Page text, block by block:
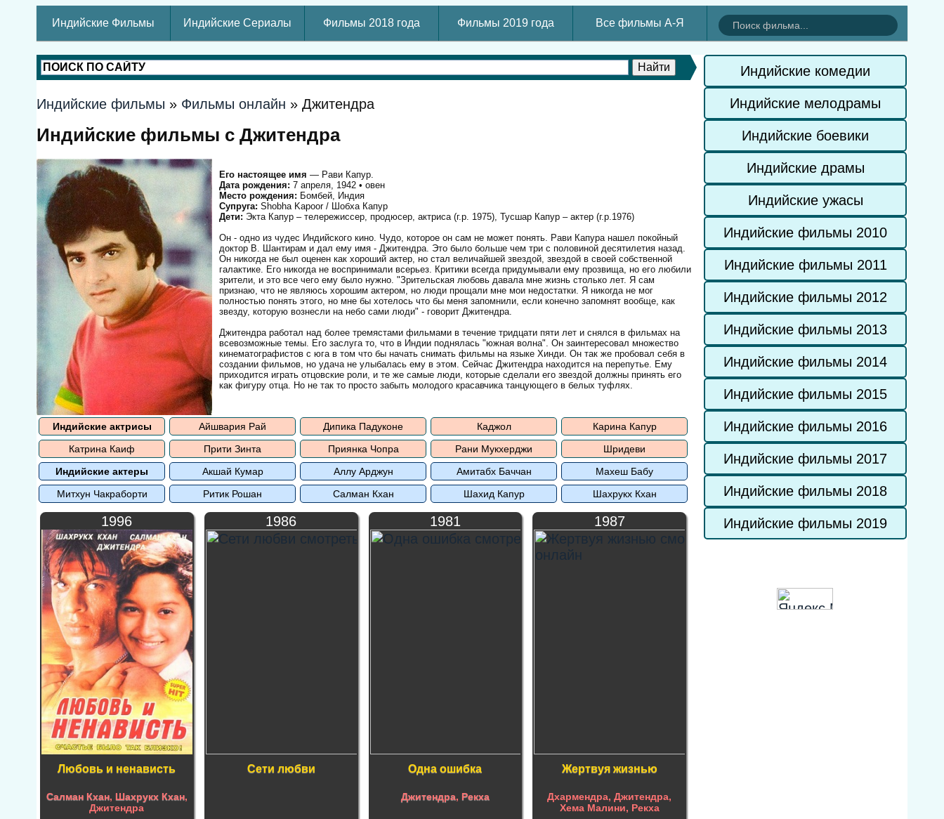
Индийские Фильмы Индийские Сериалы Фильмы 2018 года Фильмы 2019 года Все фильмы А-Я
Индийские фильмы » Фильмы онлайн » Джитендра
Индийские фильмы с Джитендра
Его настоящее имя — Рави Капур.
Дата рождения: 7 апреля, 1942 • овен
Место рождения: Бомбей, Индия
Супруга: Shobha Kapoor / Шобха Капур
Дети: Экта Капур – телережиссер, продюсер, актриса (г.р. 1975), Тусшар Капур – актер (г.р.1976)
Он - одно из чудес Индийского кино. Чудо, которое он сам не может понять. Рави Капура нашел покойный
доктор В. Шантирам и дал ему имя - Джитендра. Это было больше чем три с половиной десятилетия назад.
Он никогда не был оценен как хороший актер, но стал величайшей звездой, звездой в своей собственной
галактике. Его никогда не воспринимали всерьез. Критики всегда придумывали ему прозвища, но его любили
зрители, и это все чего ему было нужно. "Зрительская любовь давала мне жизнь столько лет. Я сам
признаю, что не являюсь хорошим актером, но люди прощали мне мои недостатки. Я никогда не мог
полностью понять этого, но мне бы хотелось что бы меня запомнили, если конечно запомнят вообще, как
звездy, которую вознесли на небо сами люди" - говорит Джитендра.
Джитендра работал над более тремястами фильмами в течение тридцати пяти лет и снялся в фильмах на
всевозможные темы. Его заслуга то, что в Индии поднялась "южная волна". Он заинтересовал множество
кинематографистов с юга в том что бы начать снимать фильмы на языке Хинди. Он так же пробовал себя в
создании фильмов, но удача не улыбалась ему в этом. Сейчас Джитендра находится на перепутье. Ему
приходится играть отцовские роли, и те же самые люди, которые сделали его звездой должны принять его
как фигуру отца. Но не так то просто забыть молодого красавчика танцующего в белых туфлях.
Индийские актрисы Айшвария Рай Дипика Падуконе Каджол
Карина Капур
Катрина Каиф
Прити Зинта Приянка Чопра Рани Мукхерджи
Шридеви
Индийские актеры
Акшай Кумар Аллу Арджун Амитабх Баччан
Махеш Бабу
Митхун Чакраборти
Ритик Рошан Салман Кхан Шахид Капур Шахрукх Кхан
1996
Любовь и ненависть
Салман Кхан, Шахрукх Кхан,
Джитендра
1986
Сети любви
1981
Одна ошибка
Джитендра, Рекха
1987
Жертвуя жизнью
Дхармендра, Джитендра,
Хема Малини, Рекха
Индийские комедии
Индийские мелодрамы
Индийские боевики
Индийские драмы
Индийские ужасы
Индийские фильмы 2010
Индийские фильмы 2011
Индийские фильмы 2012
Индийские фильмы 2013
Индийские фильмы 2014
Индийские фильмы 2015
Индийские фильмы 2016
Индийские фильмы 2017
Индийские фильмы 2018
Индийские фильмы 2019